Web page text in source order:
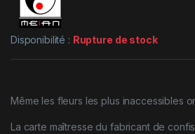
Disponibilité : Rupture de stock
Même les fleurs les plus inaccessibles
La carte maîtresse du fabricant de